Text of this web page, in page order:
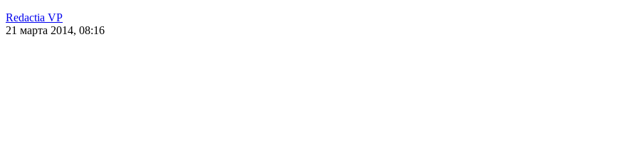
Redactia VP
21 марта 2014, 08:16